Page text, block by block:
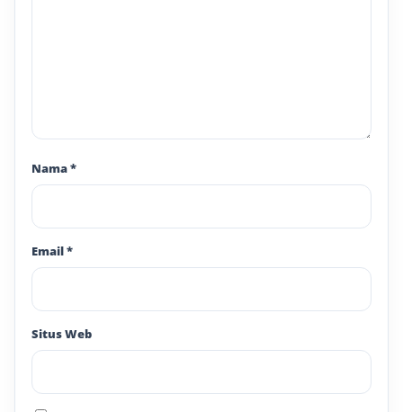
Nama*
Email*
Situs Web